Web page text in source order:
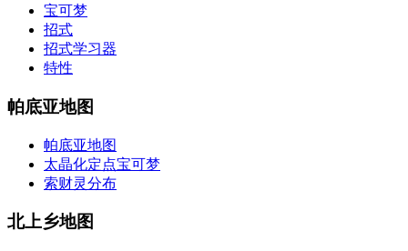
宝可梦
招式
招式学习器
特性
帕底亚地图
帕底亚地图
太晶化定点宝可梦
索财灵分布
北上乡地图